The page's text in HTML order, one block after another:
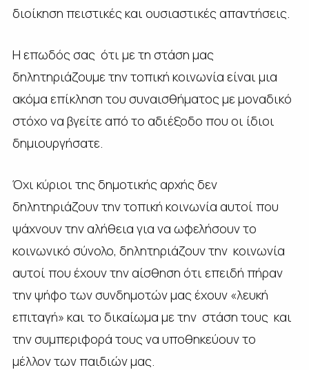
διοίκηση πειστικές και ουσιαστικές απαντήσεις.
Η επωδός σας ότι με τη στάση μας
δηλητηριάζουμε την τοπική κοινωνία είναι μια
ακόμα επίκληση του συναισθήματος με μοναδικό
στόχο να βγείτε από το αδιέξοδο που οι ίδιοι
δημιουργήσατε.
Όχι κύριοι της δημοτικής αρχής δεν
δηλητηριάζουν την τοπική κοινωνία αυτοί που
ψάχνουν την αλήθεια για να ωφελήσουν το
κοινωνικό σύνολο, δηλητηριάζουν την κοινωνία
αυτοί που έχουν την αίσθηση ότι επειδή πήραν
την ψήφο των συνδημοτών μας έχουν «λευκή
επιταγή» και το δικαίωμα με την στάση τους και
την συμπεριφορά τους να υποθηκεύουν το
μέλλον των παιδιών μας.